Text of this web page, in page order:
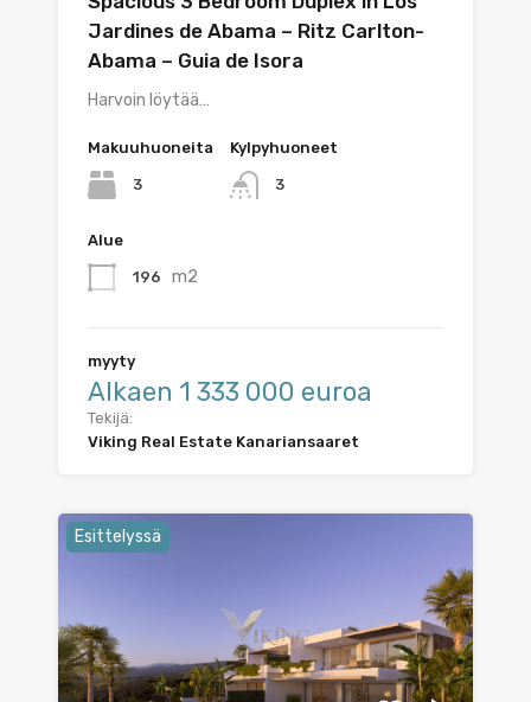
Jardines de Abama – Ritz Carlton-
Abama – Guia de Isora
Harvoin löytää…
Makuuhuoneita
3
Kylpyhuoneet
3
Alue
196 m2
myyty
Alkaen 1 333 000 euroa
Tekijä:
Viking Real Estate Kanariansaaret
Esittelyssä